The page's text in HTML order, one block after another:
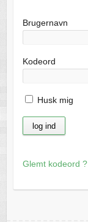
Brugernavn
Kodeord
Husk mig
Glemt kodeord ?